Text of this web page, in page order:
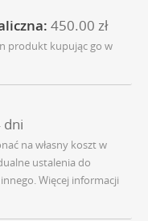
450.00 zł
produkt kupując go w
dni
na własny koszt w
ustalenia do
Więcej informacji